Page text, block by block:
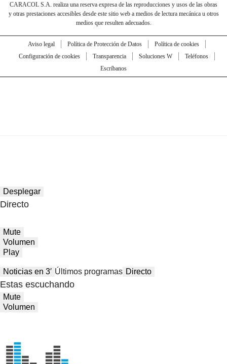
CARACOL S.A. realiza una reserva expresa de las reproducciones y usos de las obras
y otras prestaciones accesibles desde este sitio web a medios de lectura mecánica u otros
medios que resulten adecuados.
Aviso legal Política de Protección de Datos
Política de cookies
Configuración de cookies
Transparencia Soluciones W
Teléfonos
Escríbanos
Desplegar
Directo
Mute
Volumen
Play
Noticias en 3′ Últimos programas Directo
Estas escuchando
Mute
Volumen